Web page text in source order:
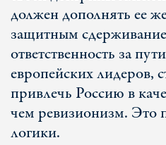
должен дополнять ее
защитным
ответственность за
европейских лидеров,
привлечь Россию в
чем ревизионизм. Это
логики.